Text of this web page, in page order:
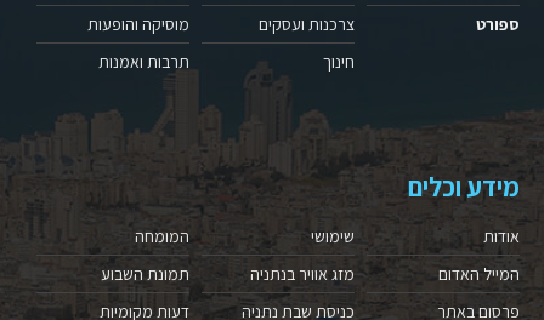
ספורט
צרכנות ועסקים
חינוך
מוסיקה והופעות
תרבות ואמנות
מידע וכלים
אודות
המייל האדום
פרסום באתר
שימושי
מזג אוויר בנתניה
כניסת שבת נתניה
המומחה
תמונת השבוע
דעות מקומיות